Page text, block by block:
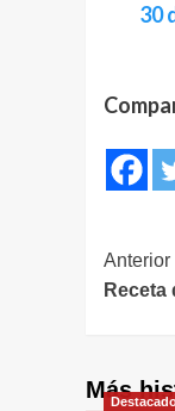
30
de
Anterior
Más